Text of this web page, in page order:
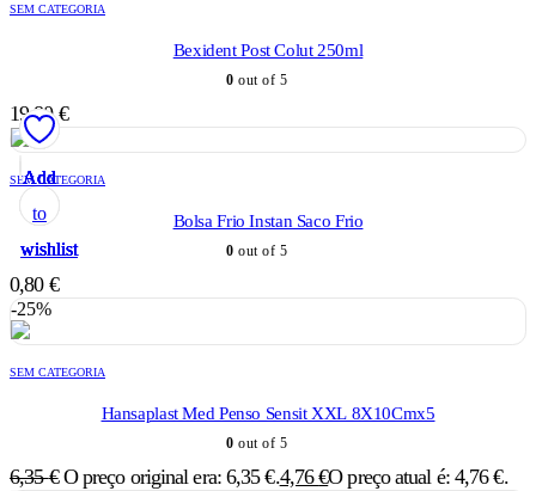
Add
to
wishlist
SEM CATEGORIA
Bexident Post Colut 250ml
0 out of 5
19,80€
Add
to
wishlist
SEM CATEGORIA
Bolsa Frio Instan Saco Frio
0 out of 5
0,80 €
-25%
Add
to
wishlist
SEM CATEGORIA
Hansaplast Med Penso Sensit XXL 8X10Cmx5
0 out of 5
6,35€ O preço original era: 6,35 €.4,76€O preço atual é: 4,76 €.
Add
to
wishlist
Add
to
wishlist